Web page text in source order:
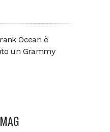
Ocean è
un Grammy